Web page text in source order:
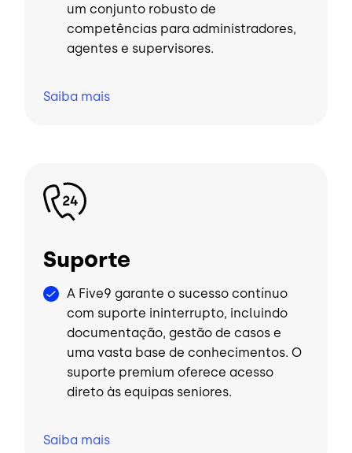
um conjunto robusto de
competências para administradores,
agentes e supervisores.
Saiba mais
Imagem
Suporte
A Five9 garante o sucesso contínuo
com suporte ininterrupto, incluindo
documentação, gestão de casos e
uma vasta base de conhecimentos. O
suporte premium oferece acesso
direto às equipas seniores.
Saiba mais